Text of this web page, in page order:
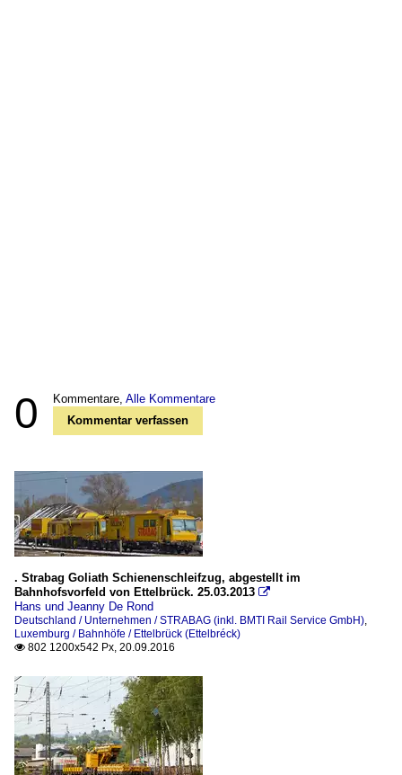
0 Kommentare, Alle Kommentare
Kommentar verfassen
. Strabag Goliath Schienenschleifzug, abgestellt im
Bahnhofsvorfeld von Ettelbrück. 25.03.2013 
Hans und Jeanny De Rond
Deutschland / Unternehmen / STRABAG (inkl. BMTI Rail Service GmbH),
Luxemburg / Bahnhöfe / Ettelbrück (Ettelbréck)
 802 1200x542 Px, 20.09.2016